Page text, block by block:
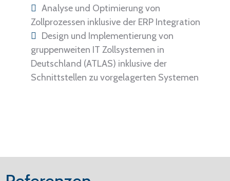
Analyse und Optimierung von
Zollprozessen inklusive der ERP Integration
Design und Implementierung von
gruppenweiten IT Zollsystemen in
Deutschland (ATLAS) inklusive der
Schnittstellen zu vorgelagerten Systemen